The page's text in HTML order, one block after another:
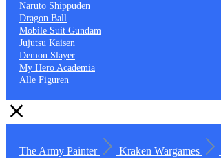
Naruto Shippuden
Dragon Ball
Mobile Suit Gundam
Jujutsu Kaisen
Demon Slayer
My Hero Academia
Alle Figuren
The Army Painter Kraken Wargames